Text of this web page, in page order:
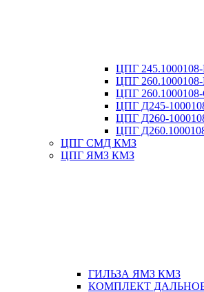
ЦПГ
ЦПГ
ЦПГ
ЦПГ Д245-
ЦПГ Д260-
ЦПГ
ЦПГ СМД КМЗ
ЦПГ ЯМЗ КМЗ
ГИЛЬЗА ЯМЗ КМЗ
КОМПЛЕКТ